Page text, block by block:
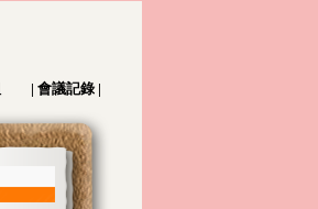
| 會議記錄|